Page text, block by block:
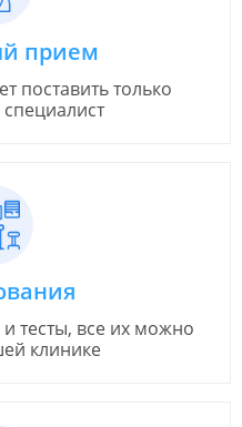
прием
поставить только
тесты, все их можно
клинике